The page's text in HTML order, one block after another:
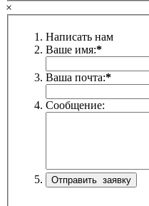
×
Написать нам
Ваше имя:*
Ваша почта:*
Сообщение: